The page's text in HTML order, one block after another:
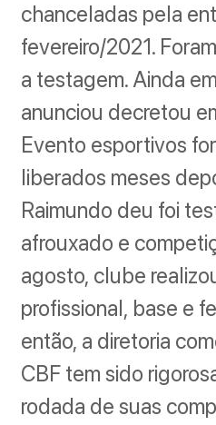
chanceladas pela
fevereiro/2021.
a testagem. Ainda
anunciou decretou
Evento esportivos
liberados meses
Raimundo deu foi
afrouxado e
agosto, clube
profissional, base e
então, a diretoria
CBF tem sido
rodada de suas